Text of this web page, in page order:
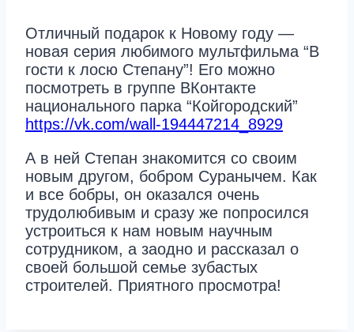
Отличный подарок к Новому году —
новая серия любимого мультфильма “В
гости к лосю Степану”! Его можно
посмотреть в группе ВКонтакте
национального парка “Койгородский”
https://vk.com/wall-194447214_8929
А в ней Степан знакомится со своим
новым другом, бобром Суранычем. Как
и все бобры, он оказался очень
трудолюбивым и сразу же попросился
устроиться к нам новым научным
сотрудником, а заодно и рассказал о
своей большой семье зубастых
строителей. Приятного просмотра!